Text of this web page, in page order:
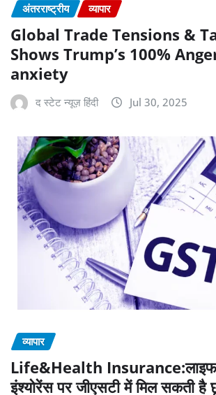
अंतरराष्ट्रीय व्यापार
Global Trade Tensions &
Shows Trump’s 100%
anxiety
द स्टेट न्यूज़ हिंदी Jul 30, 2025
व्यापार
Life&Health
इंश्योरेंस पर जीएसटी में मिल सकती है